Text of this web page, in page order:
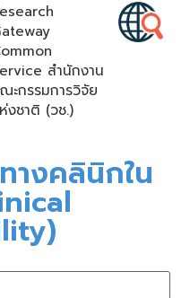
สำนักงาน
ะกรรมการวิจัย
งชาติ (วช.)
างคลินิกใน